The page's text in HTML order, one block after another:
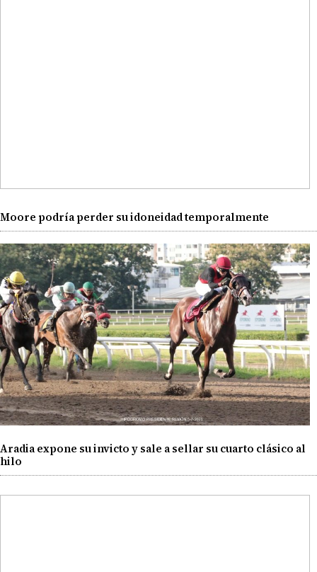
Moore podría perder su idoneidad temporalmente
Aradia expone su invicto y sale a sellar su cuarto clásico al
hilo